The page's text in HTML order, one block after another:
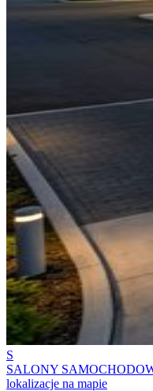
S
SALONY
lokalizacje na mapie